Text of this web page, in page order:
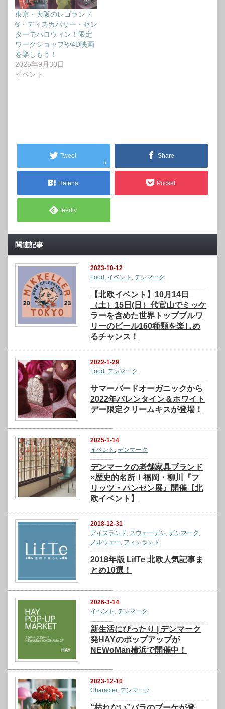
東京・大阪のレゴランド
®・ディスカバリー・セン
ターでハロウィン！限定
ワークショップや4D映画
を楽しもう！
2025年9月30日
イベント
Tweet
6
Share
Hatena Pocket
feedly
関連記事
2023-10-12
Food イベント ,デンマーク
【北欧イベント】10月14日
（土）15日(日）代官山でミッケ
ラーを含めた世界トップブルワ
リーのビール160種類を楽しめ
るチャンス！
2022-1-29
Food ,デンマーク
サマーバードオーガニックから
2022年バレンタイン＆ホワイト
デー限定クリームキスが登場！
2025-1-14
イベント ,デンマーク
デンマークの老舗家具ブランド
×歴史的名所！福岡・柳川『フ
リッツ・ハンセン展』開催【北
欧イベント】
2018-12-31
アイスランド, スウェーデン,デンマーク ,
ノルウェー, フィンランド
2018年版 LifTe 北欧人気記事ま
とめ10選！
2026-3-14
イベント ,デンマーク
新生活にぴったり | デンマーク
発HAYのポップアップが
NEWoMan横浜で開催中！
2023-12-10
Character,デンマーク